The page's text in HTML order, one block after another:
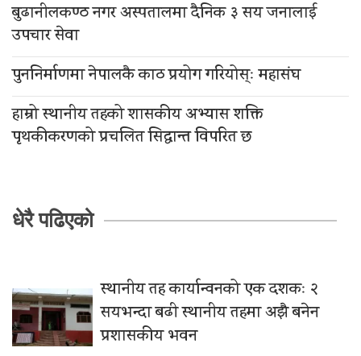
बुढानीलकण्ठ नगर अस्पतालमा दैनिक ३ सय जनालाई
उपचार सेवा
पुननिर्माणमा नेपालकै काठ प्रयोग गरियोस्ः महासंघ
हाम्रो स्थानीय तहको शासकीय अभ्यास शक्ति
पृथकीकरणको प्रचलित सिद्धान्त विपरित छ
धेरै पढिएको
स्थानीय तह कार्यान्वनको एक दशकः २
सयभन्दा बढी स्थानीय तहमा अझै बनेन
प्रशासकीय भवन